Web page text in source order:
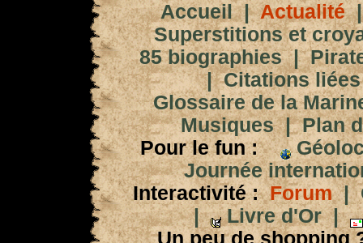
Accueil|Actualité
Superstitions et
85 biographies|
|Citations
Glossaire de la
Musiques|Plan
Pour le fun :
Journée
Interactivité : Forum|
|
Livre d'Or|
Un peu de shopping